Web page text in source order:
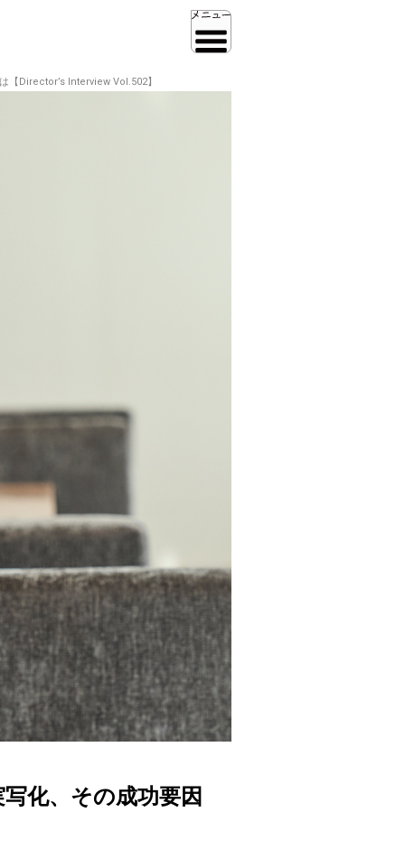
【Director’s Interview Vol.502】
化、その成功要因